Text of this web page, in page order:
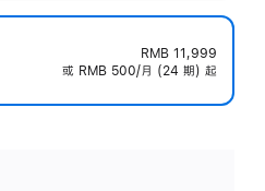
RMB 11,999
或 RMB 500/月 (24 期) 起